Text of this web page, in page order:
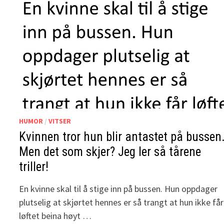
HUMOR /VITSER
Kvinnen tror hun blir antastet på
Men det som skjer? Jeg ler så tårene
triller!
En kvinne skal til å stige inn på bussen. Hun oppdager
plutselig at skjørtet hennes er så trangt at hun ikke får
løftet beina høyt …